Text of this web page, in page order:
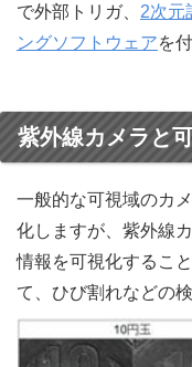
で外部トリガ、 2次元
ングソフトウェアを
紫外線カメラと
一般的な可視域のカ
化しますが、紫外線
情報を可視化するこ
て、ひび割れなどの